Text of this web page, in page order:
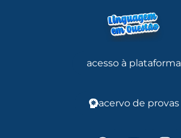
acesso à plataforma
acervo de provas